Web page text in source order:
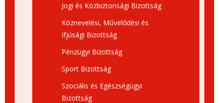
Jogi és Közbiztonsági Bizottság
Köznevelési, Művelődési és
Ifjúsági Bizottság
Pénzügyi Bizottság
Sport Bizottság
Szociális és Egészségügyi
Bizottság